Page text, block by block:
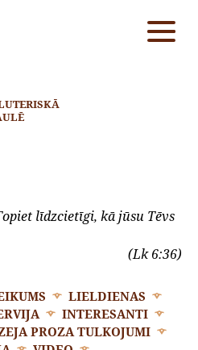
līdzcietīgi, kā jūsu Tēvs
(Lk 6:36)
LIELDIENAS
INTERESANTI
PROZA TULKOJUMI